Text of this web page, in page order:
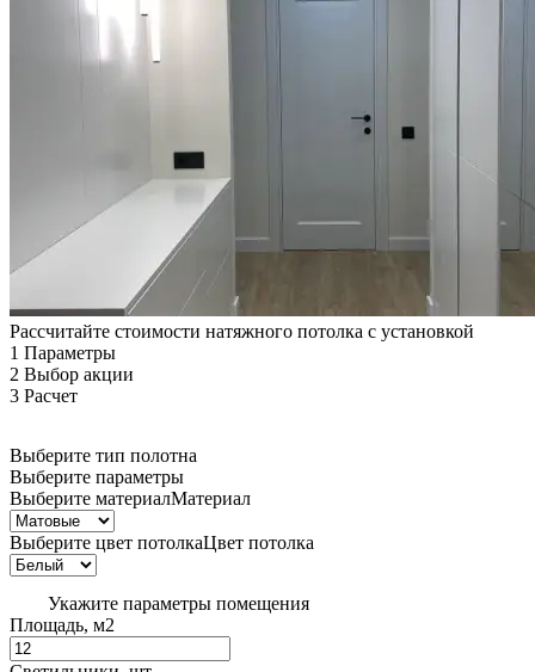
Рассчитайте стоимости натяжного потолка с установкой
1 Параметры
2 Выбор акции
3 Расчет
Выберите тип полотна
Выберите параметры
Выберите материалМатериал
Выберите цвет потолкаЦвет потолка
Укажите параметры помещения
Площадь, м2